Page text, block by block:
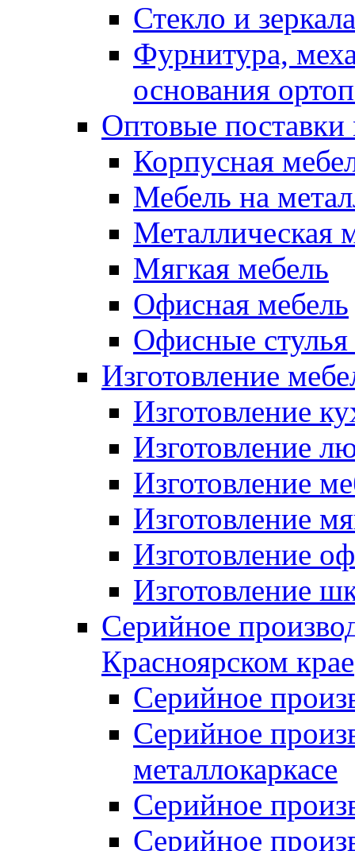
Стекло и зеркала
Фурнитура,
основания
Оптовые поставки
Корпусная
Мебель на
Металлическая
Мягкая мебель
Офисная мебель
Офисные стулья
Изготовление
Изготовление
Изготовление
Изготовление
Изготовление
Изготовление
Изготовление
Серийное
Красноярском крае
Серийное
Серийное
металлокаркасе
Серийное
Серийное